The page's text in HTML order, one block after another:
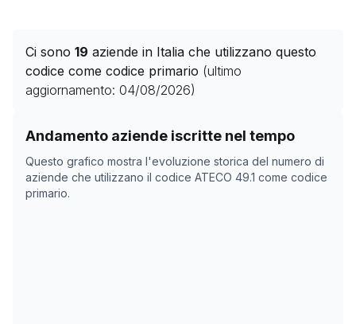
Ci sono 19 aziende in Italia che utilizzano questo
codice come codice primario (ultimo
aggiornamento: 04/08/2026)
Andamento aziende iscritte nel tempo
Questo grafico mostra l'evoluzione storica del numero di
aziende che utilizzano il codice ATECO 49.1 come codice
primario.
Storico numero di aziende con codice ATECO
Data rilevazione
08/04/2025
25
24/05/2025